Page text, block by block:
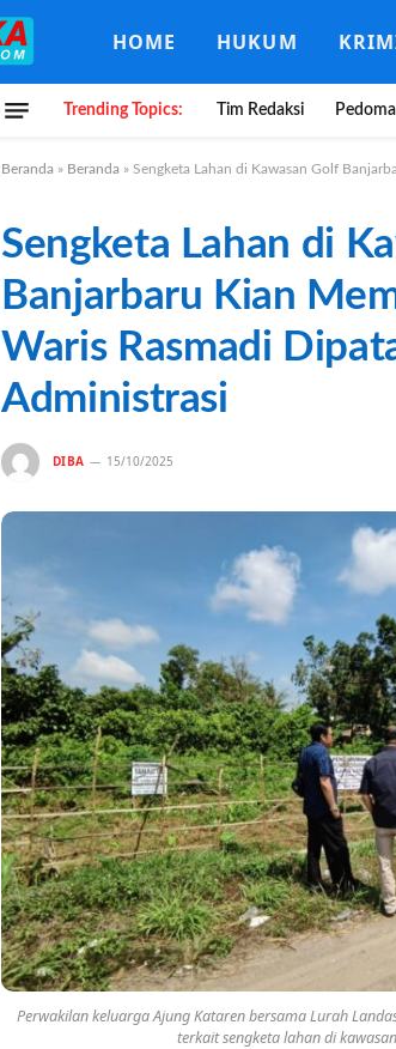
HOME HUKUM
Trending Topics: Tim Redaksi
Beranda » Beranda » Sengketa Lahan di Kawasan Golf
Sengketa Lahan di
Banjarbaru Kian
Waris Rasmadi
Administrasi
DIBA 15/10/2025
Perwakilan keluarga Ajung Kataren bersama Lurah
terkait sengketa lahan di